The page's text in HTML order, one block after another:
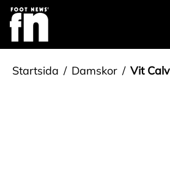
Startsida Damskor Vit